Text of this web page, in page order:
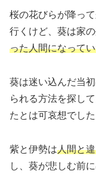
桜の花びらが降っ
行くけど、葵は家の
った人間になって
葵は迷い込んだ当
られる方法を探し
たとは可哀想でした
紫と伊勢は人間と
し、葵が悲しむ前